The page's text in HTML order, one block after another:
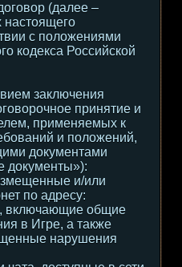
(далее –
настоящего
с положениями
кодекса Российской
заключения
принятие и
применяемых к
и положений,
документами
документы»):
и/или
по адресу:
, включающие общие
в Игре, а также
нарушения